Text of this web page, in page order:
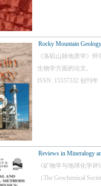
Rocky Mountain Geology
《洛矶山脉地质学》
生物学方面的论文。
ISSN: 15557332 创刊
Reviews in Mineralogy
《矿物学与地球化学
（The Geochemical